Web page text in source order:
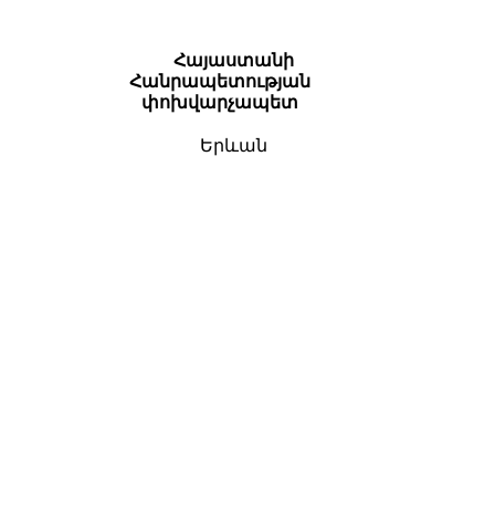
Հայաստանի
Հանրապետության
փոխվարչապետ
Երևան